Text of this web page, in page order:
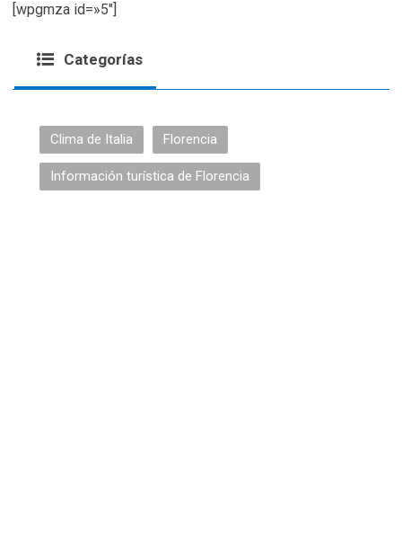
[wpgmza id=»5″]
Categorías
Clima de Italia Florencia
Información turística de Florencia